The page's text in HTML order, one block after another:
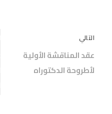
التالي
عقد المناقشة الأولية
لأطروحة الدكتوراه